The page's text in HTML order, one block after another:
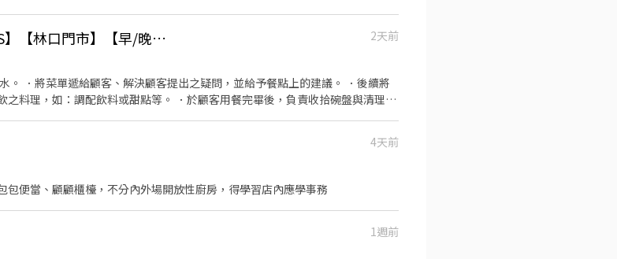
【中區五十嵐餐飲品牌】【KOIPLUS】【林口門市】【早/晚班】【內/外場】計時
2天前
。 ．將菜單遞給顧客、解決顧客提出之疑問，並給予餐點上的建議。 ．後續將
料理，如：調配飲料或甜點等。 ．於顧客用餐完畢後，負責收拾碗盤與清理環
4天前
便當、顧顧櫃檯，不分內外場開放性廚房，得學習店內應學事務
1週前